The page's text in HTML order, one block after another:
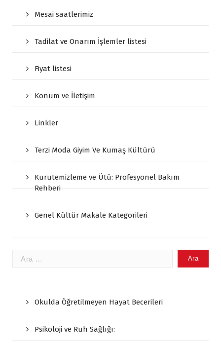
Mesai saatlerimiz
Tadilat ve Onarım İşlemler listesi
Fiyat listesi
Konum ve İletişim
Linkler
Terzi Moda Giyim Ve Kumaş Kültürü
Kurutemizleme ve Ütü: Profesyonel Bakım
Rehberi
Genel Kültür Makale Kategorileri
Arama:
Okulda Öğretilmeyen Hayat Becerileri
Psikoloji ve Ruh Sağlığı: